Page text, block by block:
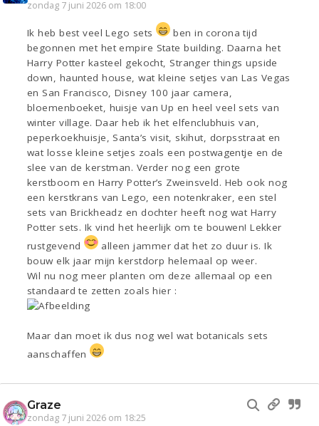
zondag 7 juni 2026 om 18:00
Ik heb best veel Lego sets
ben in corona tijd
begonnen met het empire State building. Daarna het
Harry Potter kasteel gekocht, Stranger things upside
down, haunted house, wat kleine setjes van Las Vegas
en San Francisco, Disney 100 jaar camera,
bloemenboeket, huisje van Up en heel veel sets van
winter village. Daar heb ik het elfenclubhuis van,
peperkoekhuisje, Santa’s visit, skihut, dorpsstraat en
wat losse kleine setjes zoals een postwagentje en de
slee van de kerstman. Verder nog een grote
kerstboom en Harry Potter’s Zweinsveld. Heb ook nog
een kerstkrans van Lego, een notenkraker, een stel
sets van Brickheadz en dochter heeft nog wat Harry
Potter sets. Ik vind het heerlijk om te bouwen! Lekker
rustgevend
alleen jammer dat het zo duur is. Ik
bouw elk jaar mijn kerstdorp helemaal op weer.
Wil nu nog meer planten om deze allemaal op een
standaard te zetten zoals hier :
Maar dan moet ik dus nog wel wat botanicals sets
aanschaffen
Graze
zondag 7 juni 2026 om 18:25